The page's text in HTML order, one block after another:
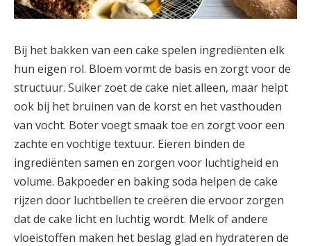
Bij het bakken van een cake spelen ingrediënten elk
hun eigen rol. Bloem vormt de basis en zorgt voor de
structuur. Suiker zoet de cake niet alleen, maar helpt
ook bij het bruinen van de korst en het vasthouden
van vocht. Boter voegt smaak toe en zorgt voor een
zachte en vochtige textuur. Eieren binden de
ingrediënten samen en zorgen voor luchtigheid en
volume. Bakpoeder en baking soda helpen de cake
rijzen door luchtbellen te creëren die ervoor zorgen
dat de cake licht en luchtig wordt. Melk of andere
vloeistoffen maken het beslag glad en hydrateren de